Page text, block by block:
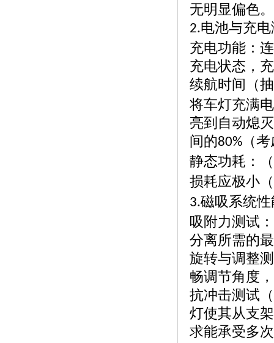
无明显偏色。
2.电池与充
充电功能：
充电状态，
续航时间（
将车灯充满
亮到自动熄
间的80% （
静态功耗：
损耗应极小
3.磁吸系统
吸附力测试
分离所需的
旋转与调整
畅调节角度
抗冲击测试
灯使其从支
求能承受多